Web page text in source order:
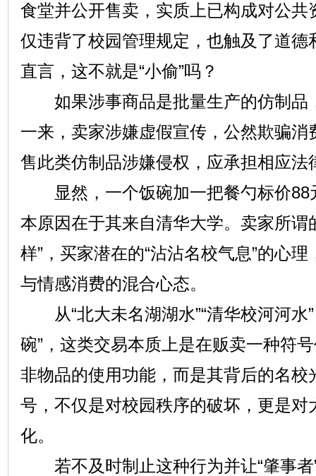
食堂并公开售卖，实质上已构成对公共
仅违背了校园管理规定，也触及了道德
直言，这不就是“小偷”吗？
如果涉事商品是批量生产的仿制品
一来，卖家涉嫌虚假宣传，公然欺骗消
售此类仿制品涉嫌侵权，应承担相应法
显然，一个饭碗加一把餐勺标价88
本原因在于其来自清华大学。卖家所谓
样”，买家潜在的“沾沾名校气息”的心
与情感消费的混合心态。
从“北大未名湖湖水”“清华校河河水”
碗”，这类交易本质上是在贩卖一种符
非物品的使用功能，而是其背后的名校
号，不仅是对校园秩序的破坏，更是对
化。
若不及时制止这种行为并让“肇事者